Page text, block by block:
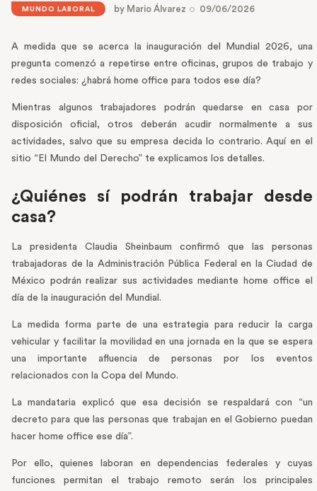
MUNDO LABORAL by Mario Álvarez 09/06/2026
A medida que se acerca la inauguración del Mundial 2026, una
pregunta comenzó a repetirse entre oficinas, grupos de trabajo y
redes sociales: ¿habrá home office para todos ese día?
Mientras algunos trabajadores podrán quedarse en casa por
disposición oficial, otros deberán acudir normalmente a sus
actividades, salvo que su empresa decida lo contrario. Aquí en el
sitio “El Mundo del Derecho” te explicamos los detalles.
¿Quiénes sí podrán trabajar desde
casa?
La presidenta Claudia Sheinbaum confirmó que las personas
trabajadoras de la Administración Pública Federal en la Ciudad de
México podrán realizar sus actividades mediante home office el
día de la inauguración del Mundial.
La medida forma parte de una estrategia para reducir la carga
vehicular y facilitar la movilidad en una jornada en la que se espera
una importante afluencia de personas por los eventos
relacionados con la Copa del Mundo.
La mandataria explicó que esa decisión se respaldará con “un
decreto para que las personas que trabajan en el Gobierno puedan
hacer home office ese día”.
Por ello, quienes laboran en dependencias federales y cuyas
funciones permitan el trabajo remoto serán los principales